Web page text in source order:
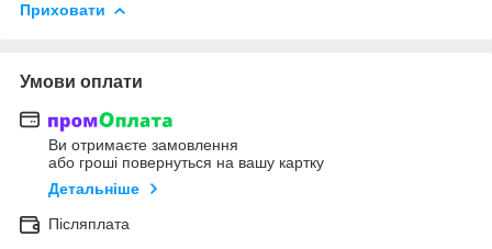
Приховати
Умови оплати
Ви отримаєте замовлення
або гроші повернуться на вашу картку
Детальніше
Післяплата